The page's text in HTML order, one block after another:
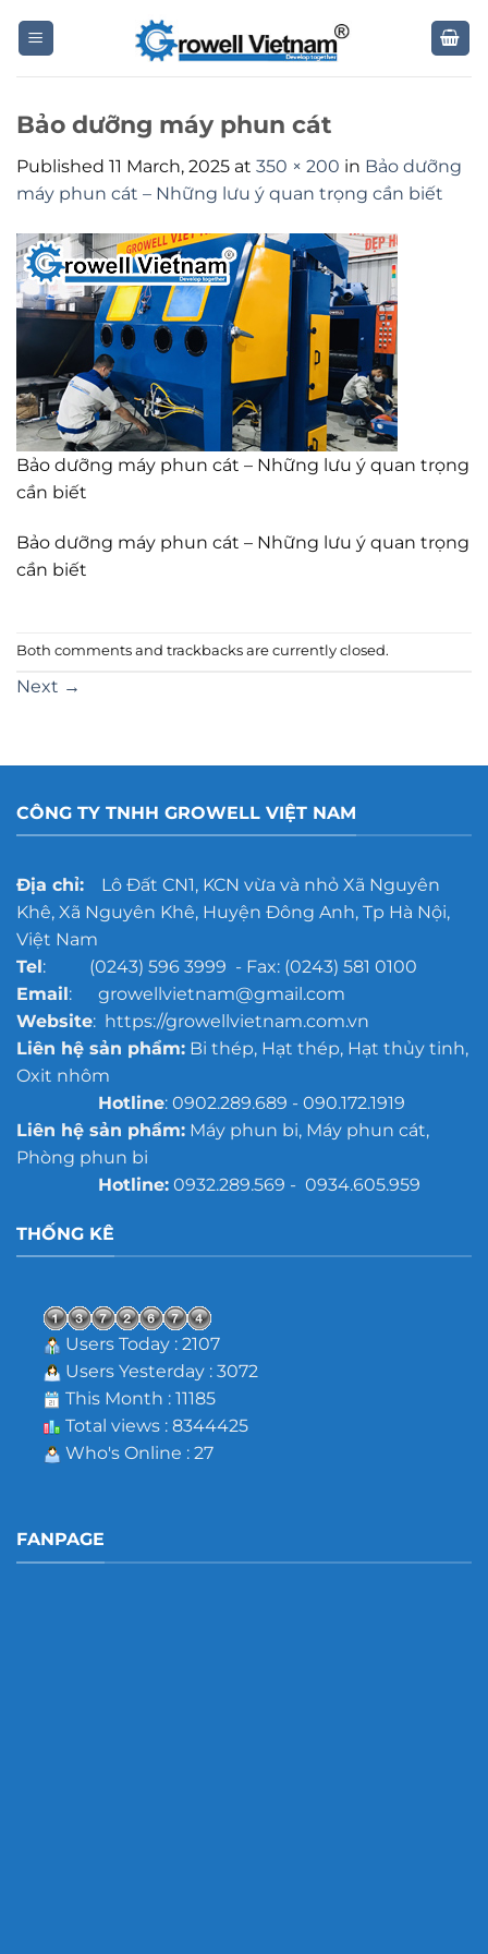
Bảo dưỡng máy phun cát
Published 11 March, 2025 at 350 × 200 in Bảo dưỡng
máy phun cát – Những lưu ý quan trọng cần biết
Bảo dưỡng máy phun cát – Những lưu ý quan trọng
cần biết
Bảo dưỡng máy phun cát – Những lưu ý quan trọng
cần biết
Both comments and trackbacks are currently closed.
Next →
CÔNG TY TNHH GROWELL VIỆT NAM
Địa chỉ:Lô Đất CN1, KCN vừa và nhỏ Xã Nguyên
Khê, Xã Nguyên Khê, Huyện Đông Anh, Tp Hà Nội,
Việt Nam
Tel: (0243) 596 3999 - Fax: (0243) 581 0100
Email: growellvietnam@gmail.com
Website: https://growellvietnam.com.vn
Liên hệ sản phẩm:Bi thép, Hạt thép, Hạt thủy tinh,
Oxit nhôm
Hotline: 0902.289.689 - 090.172.1919
Liên hệ sản phẩm:Máy phun bi, Máy phun cát,
Phòng phun bi
Hotline:0932.289.569 - 0934.605.959
THỐNG KÊ
Users Today : 2107
Users Yesterday : 3072
This Month : 11185
Total views : 8344425
Who's Online : 27
FANPAGE